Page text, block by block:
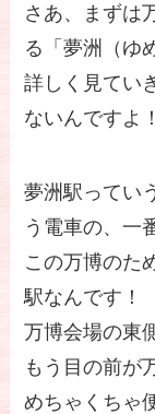
さあ、まずは
る「夢洲（ゆ
詳しく見てい
ないんですよ！
夢洲駅ってい
う電車の、一
この万博のた
駅なんです！
万博会場の東
もう目の前が
めちゃくちゃ